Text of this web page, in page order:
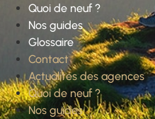
Quoi de neuf ?
Nos guides
Glossaire
Contact
Actualités des agences
Quoi de neuf ?
Nos guides